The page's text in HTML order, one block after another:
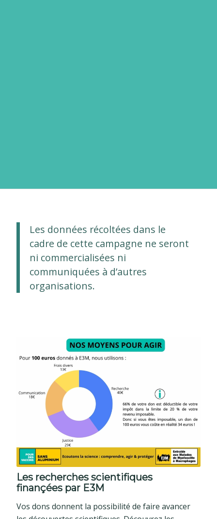
Les données récoltées dans le
cadre de cette campagne ne seront
ni commercialisées ni
communiquées à d’autres
organisations.
Les recherches scientifiques
finançées par E3M
Vos dons donnent la possibilité de faire avancer